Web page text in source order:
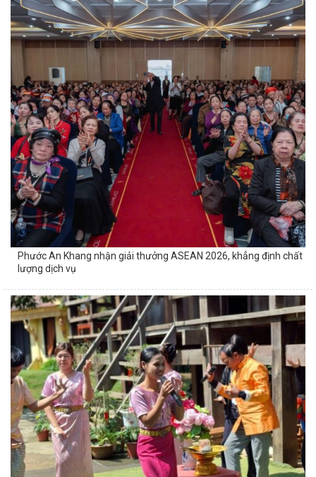
Phước An Khang nhận giải thưởng ASEAN 2026, khẳng định chất
lượng dịch vụ